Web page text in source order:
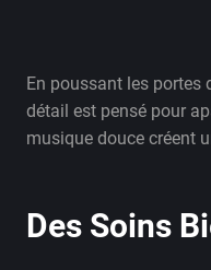
En poussant les portes
détail est pensé pour
musique douce créent
Des Soins